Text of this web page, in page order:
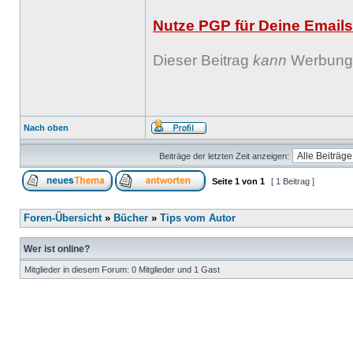
Nutze PGP für Deine
Dieser Beitrag kann
Nach oben
Beiträge der letzten Zeit anzeigen:
Seite 1 von 1 [ 1 Beitrag ]
Foren-Übersicht» Bücher » Tips vom Autor
Wer ist online?
Mitglieder in diesem Forum: 0 Mitglieder und 1 Gast